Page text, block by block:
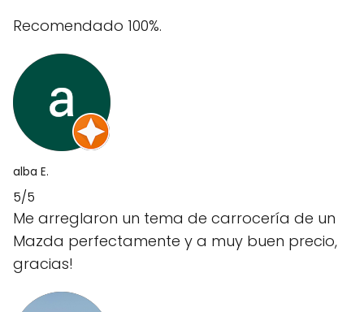
Recomendado 100%.
alba E.
5/5
Me arreglaron un tema de carrocería de un
Mazda perfectamente y a muy buen precio,
gracias!